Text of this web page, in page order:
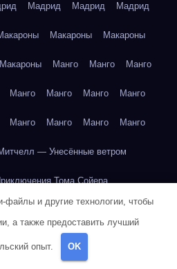
Мадрид Мадрид Мадрид
Макароны Макароны
Макароны Манго Манго Манго
Манго Манго Манго Манго
Манго Манго Манго Манго
— Унесённые ветром
Тома Сойера
Тома Сойера
файлы и другие технологии, чтобы
а также предоставить лучший
опыт. OK